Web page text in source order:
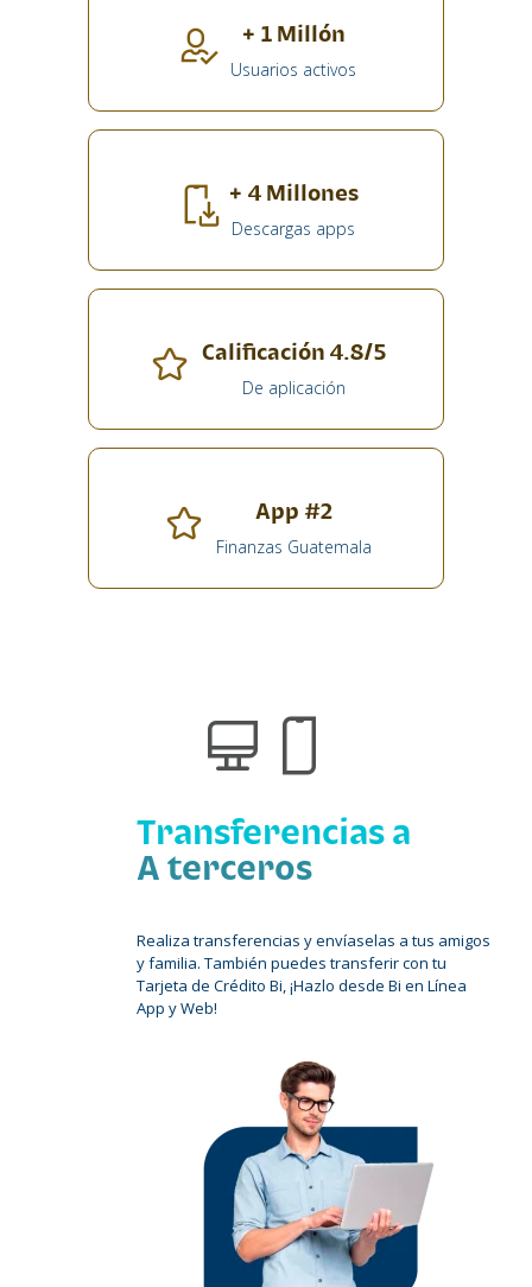
+ 1 Millón
Usuarios activos
+ 4 Millones
Descargas apps
Calificación 4.8/5
De aplicación
App #2
Finanzas Guatemala
Transferencias a
A terceros
Realiza transferencias y envíaselas a tus amigos
y familia. También puedes transferir con tu
Tarjeta de Crédito Bi, ¡Hazlo desde Bi en Línea
App y Web!